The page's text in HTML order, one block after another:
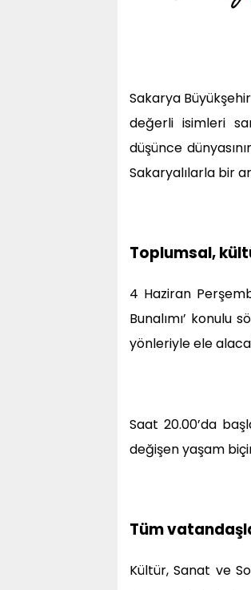
Sakarya
değerli isimleri
düşünce
Sakaryalılarla bir
Toplumsal,
4 Haziran
Bunalımı’ konulu
yönleriyle ele
Saat 20.00’da
değişen yaşam
Tüm
Kültür, Sanat ve